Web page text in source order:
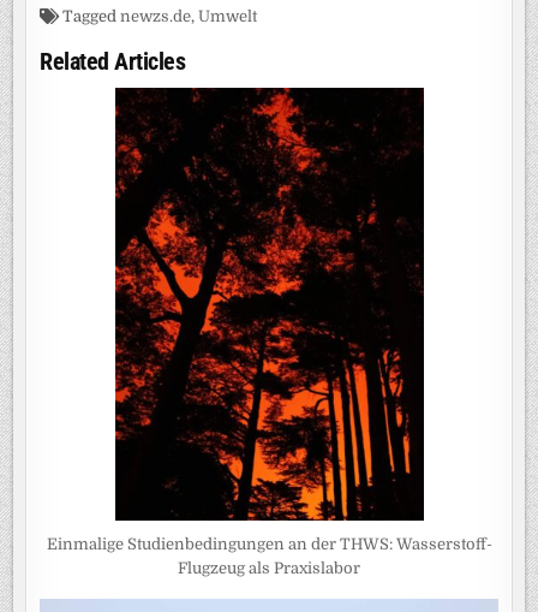
Taggednewzs.de,Umwelt
Related Articles
Einmalige Studienbedingungen an der THWS: Wasserstoff-
Flugzeug als Praxislabor